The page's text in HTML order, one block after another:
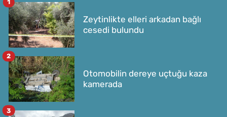
Zeytinlikte elleri arkadan bağlı
cesedi bulundu
1
Otomobilin dereye uçtuğu kaza
kamerada
2
3